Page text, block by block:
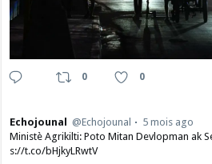
0 0
Echojounal @Echojounal
5 mois ago
Ministè Agrikilti: Poto Mitan Devlopman ak
s://t.co/bHjkyLRwtV